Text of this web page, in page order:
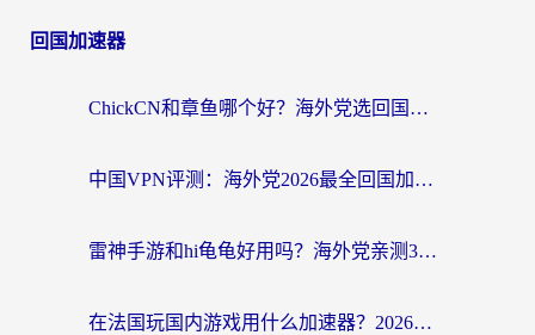
回国加速器
ChickCN和章鱼哪个好？海外党选回国加速器的3个关键维度 + 实用避坑指南
中国VPN评测：海外党2026最全回国加速器选择指南，告别地区限制不踩坑
雷神手游和hi龟龟好用吗？海外党亲测3款回国加速器，教你选对国外到国内加速器
在法国玩国内游戏用什么加速器？2026实测解决延迟卡顿的实用指南